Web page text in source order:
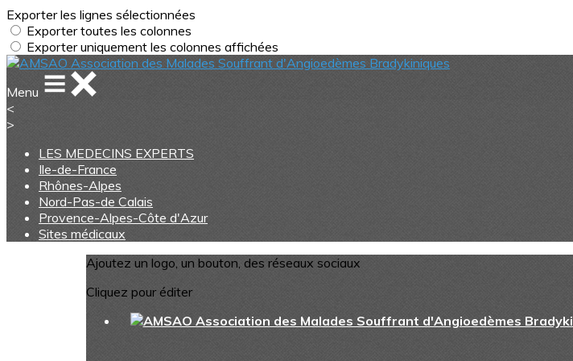
Exporter les lignes sélectionnées
Exporter toutes les colonnes
Exporter uniquement les colonnes affichées
Menu
<
>
LES MEDECINS EXPERTS
Ile-de-France
Rhônes-Alpes
Nord-Pas-de Calais
Provence-Alpes-Côte d'Azur
Sites médicaux
Ajoutez un logo, un bouton, des réseaux sociaux
Cliquez pour éditer